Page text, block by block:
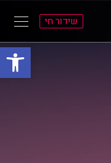
פתח
שידור חי